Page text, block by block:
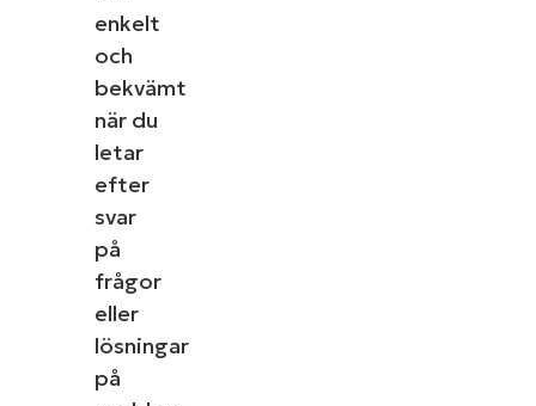
enkelt
och
bekvämt
när du
letar
efter
svar
på
frågor
eller
lösningar
på
number*
Country
Company
Bläddra bland våra on-demand-demonstrationer
uppgifter som hantering av enheter, patchning,